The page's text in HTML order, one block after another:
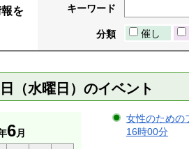
を
キーワード
分類 催し
（水曜日）のイベント
6月
女性のための
16時00分